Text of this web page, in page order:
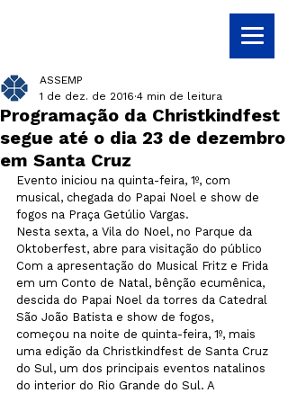
Programação da Christkindfest
segue até o dia 23 de dezembro
em Santa Cruz
ASSEMP
1 de dez. de 2016 4 min de leitura
Evento iniciou na quinta-feira, 1º, com
musical, chegada do Papai Noel e show de
fogos na Praça Getúlio Vargas.
Nesta sexta, a Vila do Noel, no Parque da
Oktoberfest, abre para visitação do público
Com a apresentação do Musical Fritz e Frida
em um Conto de Natal, bênção ecumênica,
descida do Papai Noel da torres da Catedral
São João Batista e show de fogos,
começou na noite de quinta-feira, 1º, mais
uma edição da Christkindfest de Santa Cruz
do Sul, um dos principais eventos natalinos
do interior do Rio Grande do Sul. A